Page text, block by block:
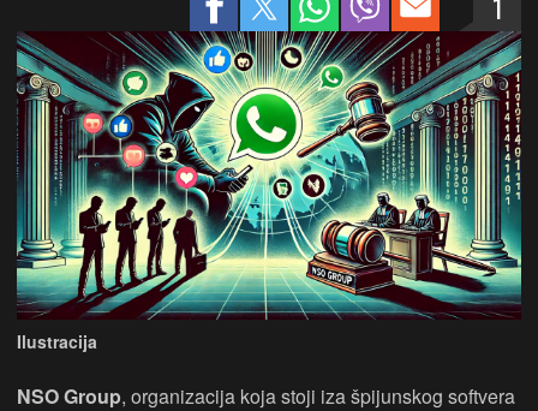
Ilustracija
NSO Group, organizacija koja stoji iza špijunskog softvera